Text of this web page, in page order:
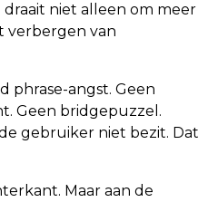
niet alleen om meer
verbergen van
phrase-angst. Geen
Geen bridgepuzzel.
gebruiker niet bezit. Dat
Maar aan de